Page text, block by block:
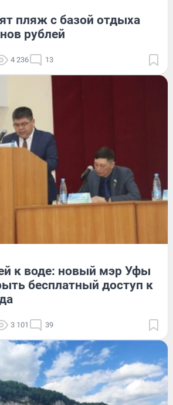
пляж с базой отдыха
рублей
4 236 13
к воде: новый мэр Уфы
бесплатный доступ к
3 101 39